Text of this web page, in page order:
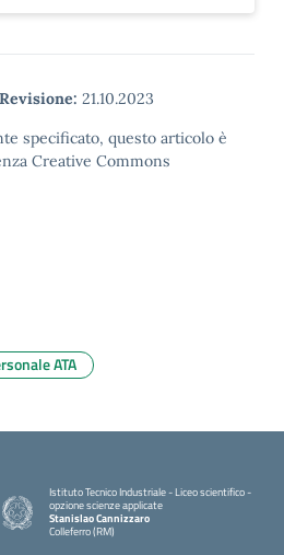
Revisione: 21.10.2023
specificato, questo articolo è
Creative Commons
ATA
Istituto Tecnico Industriale - Liceo scientifico -
opzione scienze applicate
Stanislao Cannizzaro
Colleferro (RM)